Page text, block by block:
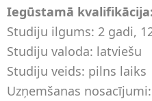
Iegūstamā
Studiju ilgums: 2 gadi,
Studiju valoda: latviešu
Studiju veids: pilns laiks
Uzņemšanas